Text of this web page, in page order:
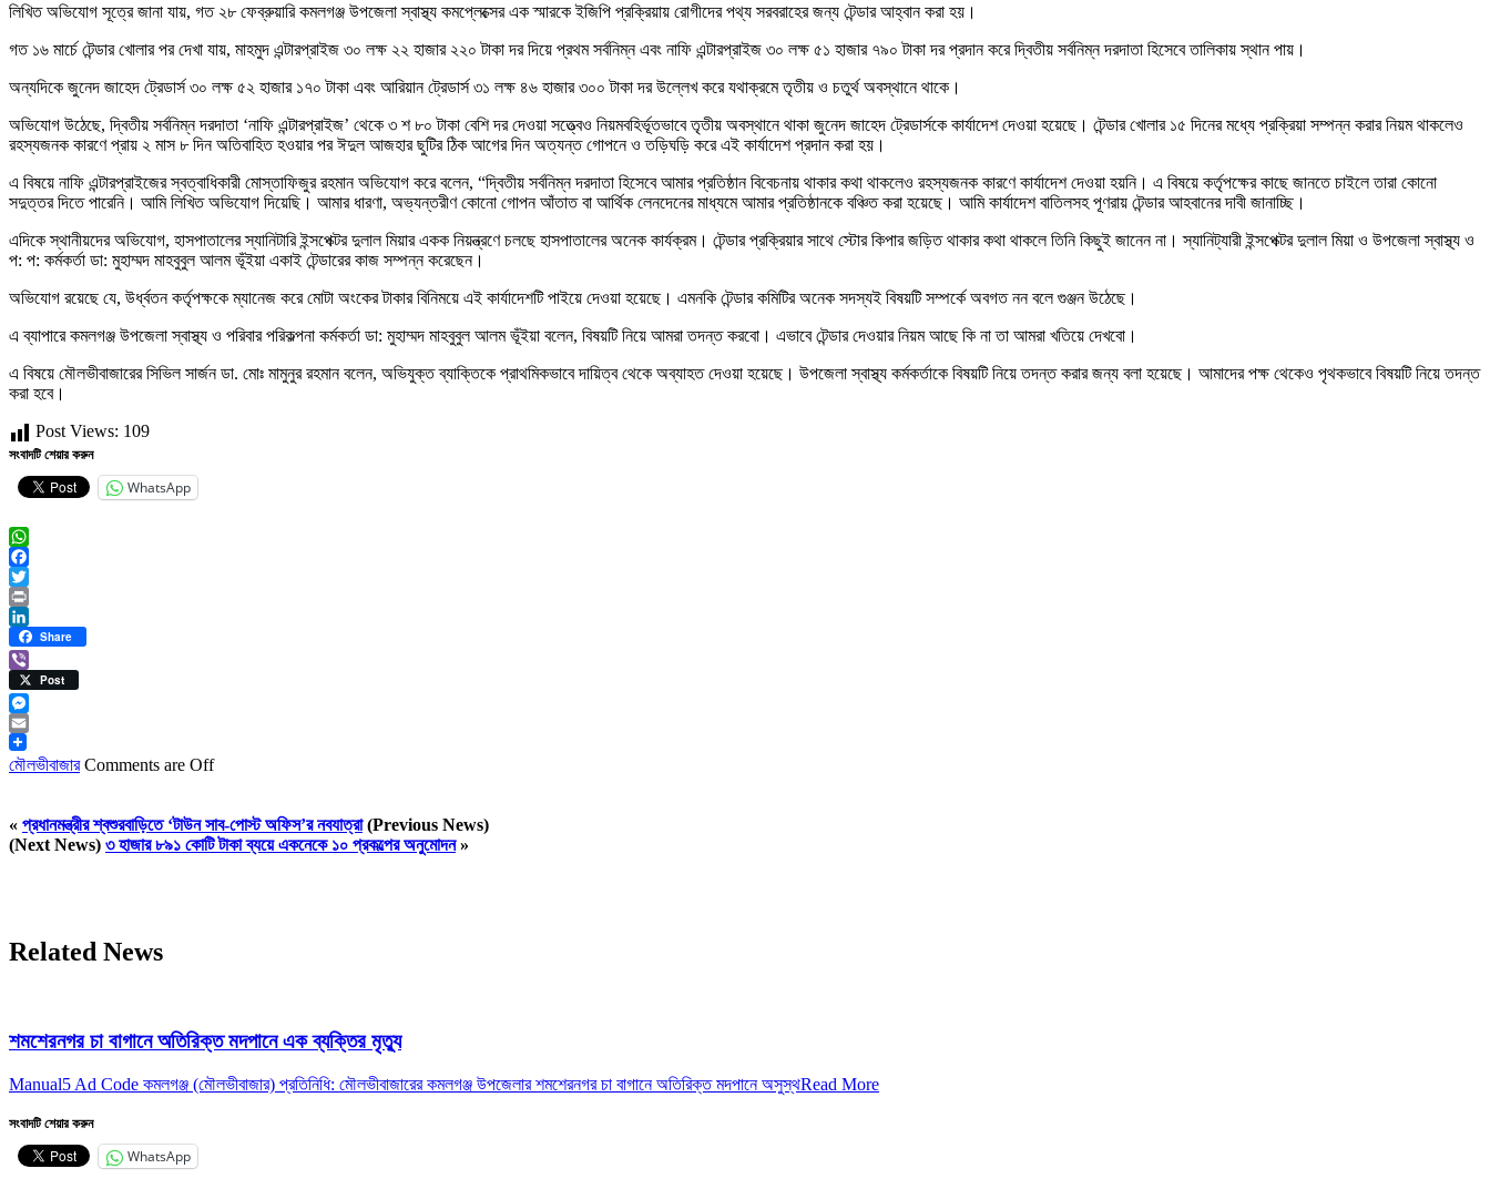
লিখিত অভিযোগ সূত্রে জানা যায়, গত ২৮ ফেব্রুয়ারি কমলগঞ্জ উপজেলা স্বাস্থ্য কমপ্লেক্সের এক স্মারকে ইজিপি প্রক্রিয়ায় রোগীদের পথ্য সরবরাহের জন্য টেন্ডার আহ্বান করা হয়।
গত ১৬ মার্চে টেন্ডার খোলার পর দেখা যায়, মাহমুদ এন্টারপ্রাইজ ৩০ লক্ষ ২২ হাজার ২২০ টাকা দর দিয়ে প্রথম সর্বনিম্ন এবং নাফি এন্টারপ্রাইজ ৩০ লক্ষ ৫১ হাজার ৭৯০ টাকা দর প্রদান করে দ্বিতীয় সর্বনিম্ন দরদাতা হিসেবে তালিকায় স্থান পায়।
অন্যদিকে জুনেদ জাহেদ ট্রেডার্স ৩০ লক্ষ ৫২ হাজার ১৭০ টাকা এবং আরিয়ান ট্রেডার্স ৩১ লক্ষ ৪৬ হাজার ৩০০ টাকা দর উল্লেখ করে যথাক্রমে তৃতীয় ও চতুর্থ অবস্থানে থাকে।
অভিযোগ উঠেছে, দ্বিতীয় সর্বনিম্ন দরদাতা ‘নাফি এন্টারপ্রাইজ’ থেকে ৩ শ ৮০ টাকা বেশি দর দেওয়া সত্ত্বেও নিয়মবহির্ভূতভাবে তৃতীয় অবস্থানে থাকা জুনেদ জাহেদ ট্রেডার্সকে কার্যাদেশ দেওয়া হয়েছে। টেন্ডার খোলার ১৫ দিনের মধ্যে প্রক্রিয়া সম্পন্ন করার নিয়ম থাকলেও
রহস্যজনক কারণে প্রায় ২ মাস ৮ দিন অতিবাহিত হওয়ার পর ঈদুল আজহার ছুটির ঠিক আগের দিন অত্যন্ত গোপনে ও তড়িঘড়ি করে এই কার্যাদেশ প্রদান করা হয়।
এ বিষয়ে নাফি এন্টারপ্রাইজের স্বত্বাধিকারী মোস্তাফিজুর রহমান অভিযোগ করে বলেন, “দ্বিতীয় সর্বনিম্ন দরদাতা হিসেবে আমার প্রতিষ্ঠান বিবেচনায় থাকার কথা থাকলেও রহস্যজনক কারণে কার্যাদেশ দেওয়া হয়নি। এ বিষয়ে কর্তৃপক্ষের কাছে জানতে চাইলে তারা কোনো
সদুত্তর দিতে পারেনি। আমি লিখিত অভিযোগ দিয়েছি। আমার ধারণা, অভ্যন্তরীণ কোনো গোপন আঁতাত বা আর্থিক লেনদেনের মাধ্যমে আমার প্রতিষ্ঠানকে বঞ্চিত করা হয়েছে। আমি কার্যাদেশ বাতিলসহ পূণরায় টেন্ডার আহবানের দাবী জানাচ্ছি।
এদিকে স্থানীয়দের অভিযোগ, হাসপাতালের স্যানিটারি ইন্সপেক্টর দুলাল মিয়ার একক নিয়ন্ত্রণে চলছে হাসপাতালের অনেক কার্যক্রম। টেন্ডার প্রক্রিয়ার সাথে স্টোর কিপার জড়িত থাকার কথা থাকলে তিনি কিছুই জানেন না। স্যানিট্যারী ইন্সপেক্টর দুলাল মিয়া ও উপজেলা স্বাস্থ্য ও
প: প: কর্মকর্তা ডা: মুহাম্মদ মাহবুবুল আলম ভূঁইয়া একাই টেন্ডারের কাজ সম্পন্ন করেছেন।
অভিযোগ রয়েছে যে, উর্ধ্বতন কর্তৃপক্ষকে ম্যানেজ করে মোটা অংকের টাকার বিনিময়ে এই কার্যাদেশটি পাইয়ে দেওয়া হয়েছে। এমনকি টেন্ডার কমিটির অনেক সদস্যই বিষয়টি সম্পর্কে অবগত নন বলে গুঞ্জন উঠেছে।
এ ব্যাপারে কমলগঞ্জ উপজেলা স্বাস্থ্য ও পরিবার পরিকল্পনা কর্মকর্তা ডা: মুহাম্মদ মাহবুবুল আলম ভূঁইয়া বলেন, বিষয়টি নিয়ে আমরা তদন্ত করবো। এভাবে টেন্ডার দেওয়ার নিয়ম আছে কি না তা আমরা খতিয়ে দেখবো।
এ বিষয়ে মৌলভীবাজারের সিভিল সার্জন ডা. মোঃ মামুনুর রহমান বলেন, অভিযুক্ত ব্যাক্তিকে প্রাথমিকভাবে দায়িত্ব থেকে অব্যাহত দেওয়া হয়েছে। উপজেলা স্বাস্থ্য কর্মকর্তাকে বিষয়টি নিয়ে তদন্ত করার জন্য বলা হয়েছে। আমাদের পক্ষ থেকেও পৃথকভাবে বিষয়টি নিয়ে তদন্ত
করা হবে।
Post Views: 109
সংবাদটি শেয়ার করুন
WhatsApp
WhatsApp
Facebook
Twitter
Print
LinkedIn
Share
ViberPost
Messenger
Email
মৌলভীবাজার Comments are Off
« প্রধানমন্ত্রীর শ্বশুরবাড়িতে ‘টাউন সাব-পোস্ট অফিস’র নবযাত্রা(Previous News)
(Next News) ৩ হাজার ৮৯১ কোটি টাকা ব্যয়ে একনেকে ১০ প্রকল্পের অনুমোদন»
Related News
শমশেরনগর চা বাগানে অতিরিক্ত মদপানে এক ব্যক্তির মৃত্যু
Manual5 Ad Code কমলগঞ্জ (মৌলভীবাজার) প্রতিনিধি: মৌলভীবাজারের কমলগঞ্জ উপজেলার শমশেরনগর চা বাগানে অতিরিক্ত মদপানে অসুস্থRead More
সংবাদটি শেয়ার করুন
WhatsApp